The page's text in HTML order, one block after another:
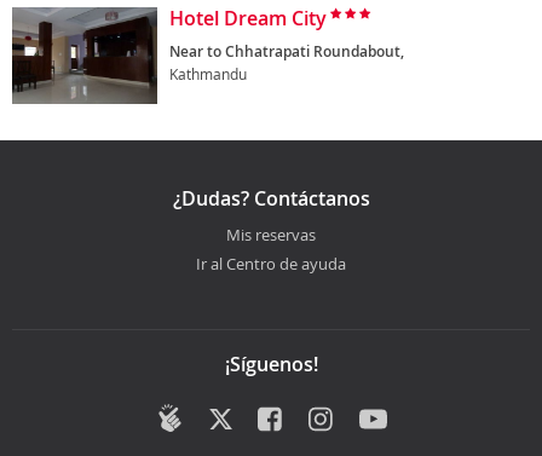
Hotel Dream City
Near to Chhatrapati Roundabout,
Kathmandu
¿Dudas? Contáctanos
Mis reservas
Ir al Centro de ayuda
¡Síguenos!